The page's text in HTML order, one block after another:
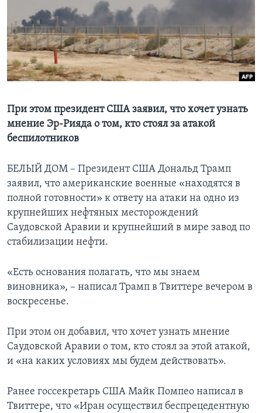
Learning English
СОЦИАЛЬНЫЕ СЕТИ
Языки
При этом президент США заявил, что хочет узнать
мнение Эр-Рияда о том, кто стоял за атакой
беспилотников
БЕЛЫЙ ДОМ – Президент США Дональд Трамп
заявил, что американские военные «находятся в
полной готовности» к ответу на атаки на одно из
крупнейших нефтяных месторождений
Саудовской Аравии и крупнейший в мире завод по
стабилизации нефти.
«Есть основания полагать, что мы знаем
виновника», – написал Трамп в Твиттере вечером в
воскресенье.
При этом он добавил, что хочет узнать мнение
Саудовской Аравии о том, кто стоял за этой атакой,
и «на каких условиях мы будем действовать».
Ранее госсекретарь США Майк Помпео написал в
Твиттере, что «Иран осуществил беспрецедентную